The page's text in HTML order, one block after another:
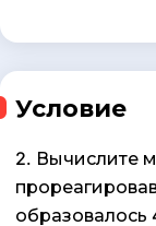
Условие
2. Вычислите
образовалось